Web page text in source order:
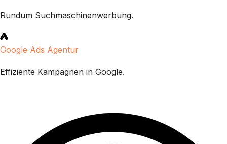
Rundum Suchmaschinenwerbung.
Google Ads Agentur
Effiziente Kampagnen in Google.